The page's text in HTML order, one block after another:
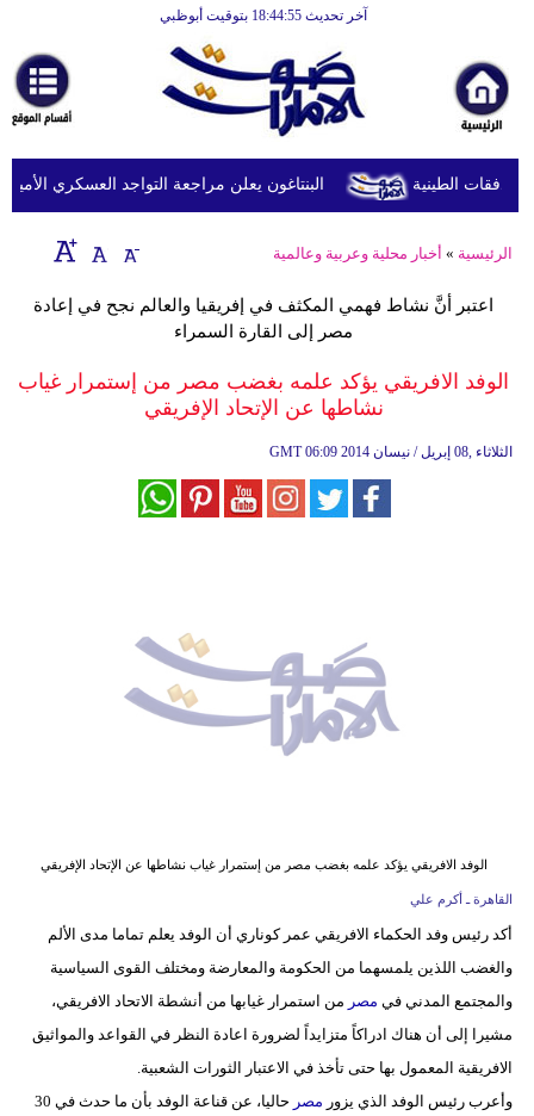
آخر تحديث 18:44:55 بتوقيت أبوظبي
أخبارعاجلة
رياضة
ثقافة
إقتصاد
وموسيقى
أزياء
أزياء
علوم
وتكنولوجيا
بيئة
البنتاغون يعلن مراجعة التواجد العسكري
الرئيسية » أخبار محلية وعربية وعالمية
اعتبر أنَّ نشاط فهمي المكثف في إفريقيا والعالم نجح في إعادة
مصر إلى القارة السمراء
الوفد الافريقي يؤكد علمه بغضب مصر من إستمرار غياب
نشاطها عن الإتحاد الإفريقي
GMT 06:09 2014 الثلاثاء ,08 إبريل / نيسان
الوفد الافريقي يؤكد علمه بغضب مصر من إستمرار غياب نشاطها عن الإتحاد الإفريقي
القاهرة ـ أكرم علي
أكد رئيس وفد الحكماء الافريقي عمر كوناري أن الوفد يعلم تماما مدى الألم
والغضب اللذين يلمسهما من الحكومة والمعارضة ومختلف القوى السياسية
والمجتمع المدني في مصر من استمرار غيابها من أنشطة الاتحاد الافريقي،
مشيرا إلى أن هناك ادراكاً متزايداً لضرورة اعادة النظر في القواعد والمواثيق
الافريقية المعمول بها حتى تأخذ في الاعتبار الثورات الشعبية.
وأعرب رئيس الوفد الذي يزور مصر
حاليا، عن قناعة الوفد بأن ما حدث في 30